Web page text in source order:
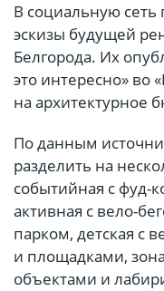
В социальную
эскизы будущей
Белгорода. Их
это интересно» во
на архитектурное
По данным
разделить на
событийная с фуд-
активная с вело-
парком, детская с
и площадками,
объектами и